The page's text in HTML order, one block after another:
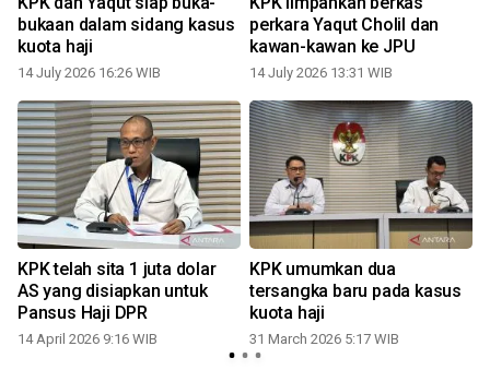
bukaan dalam sidang kasus
kuota haji
14 July 2026 16:26 WIB
perkara Yaqut Cholil dan
kawan-kawan ke JPU
14 July 2026 13:31 WIB
KPK telah sita 1 juta dolar
AS yang disiapkan untuk
Pansus Haji DPR
14 April 2026 9:16 WIB
KPK umumkan dua
tersangka baru pada kasus
kuota haji
31 March 2026 5:17 WIB